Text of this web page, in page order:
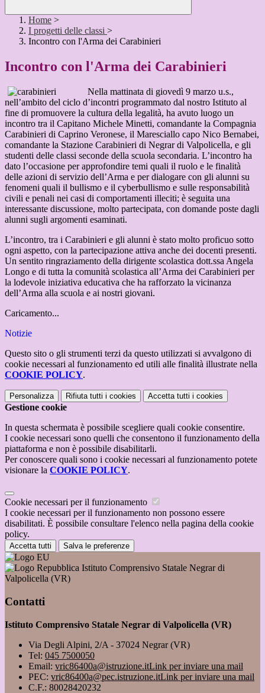
Home >
I progetti delle classi >
Incontro con l'Arma dei Carabinieri
Incontro con l'Arma dei Carabinieri
Nella mattinata di giovedì 9 marzo u.s.,
nell’ambito del ciclo d’incontri programmato dal nostro Istituto al
fine di promuovere la cultura della legalità, ha avuto luogo un
incontro tra il Capitano Michele Minetti, comandante la Compagnia
Carabinieri di Caprino Veronese, il Maresciallo capo Nico Bernabei,
comandante la Stazione Carabinieri di Negrar di Valpolicella, e gli
studenti delle classi seconde della scuola secondaria. L’incontro ha
dato l’occasione per approfondire temi quali il ruolo e le finalità
delle azioni di servizio dell’Arma e per dialogare con gli alunni su
fenomeni quali il bullismo e il cyberbullismo e sulle responsabilità
civili e penali nei casi di comportamenti illeciti; è seguita una
interessante discussione, molto partecipata, con domande poste dagli
alunni sugli argomenti esaminati.
L’incontro, tra i Carabinieri e gli alunni è stato molto proficuo sotto
ogni aspetto, con la partecipazione attiva anche dei docenti presenti.
Un sentito ringraziamento della dirigente scolastica dott.ssa Angela
Longo e di tutta la comunità scolastica all’Arma dei Carabinieri per
la lodevole iniziativa educativa che ha rafforzato la vicinanza
dell’Arma alla scuola e ai nostri giovani.
Caricamento...
Notizie
Questo sito o gli strumenti terzi da questo utilizzati si avvalgono di
cookie necessari al funzionamento ed utili alle finalità illustrate nella
COOKIE POLICY.
Personalizza Rifiuta tutti i cookies Accetta tutti i cookies
Gestione cookie
In questa schermata è possibile scegliere quali cookie consentire.
I cookie necessari sono quelli che consentono il funzionamento della
piattaforma e non è possibile disabilitarli.
Per conoscere quali sono i cookie necessari al funzionamento potete
visionare la COOKIE POLICY.
Cookie necessari per il funzionamento
I cookie necessari per il funzionamento non possono essere
disabilitati. È possibile consultare l'elenco nella pagina della cookie
policy.
Accetta tutti Salva le preferenze
Istituto Comprensivo Statale Negrar di
Valpolicella (VR)
Contatti
Istituto Comprensivo Statale Negrar di Valpolicella (VR)
Via Degli Alpini, 2/A - 37024 Negrar (VR)
Tel: 045 7500050
Email: vric86400a@istruzione.itLink per inviare una mail
PEC: vric86400a@pec.istruzione.itLink per inviare una mail
C.F.: 80028420232